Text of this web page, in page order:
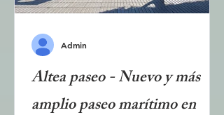
Altea paseo - Nuevo y más
amplio paseo marítimo en
Admin